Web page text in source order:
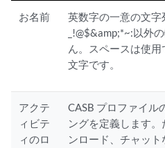
お名前
英数字の一意の文
_!@$&amp;*~:以外
ん。スペースは使
文字です。
アクテ
ィビテ
ィのロ
CASB プロファイル
ングを定義します
ンロード、チャット